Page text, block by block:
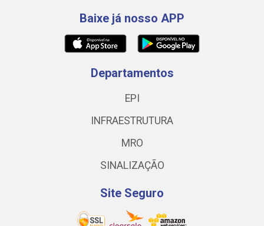
Baixe já nosso APP
Departamentos
EPI
INFRAESTRUTURA
MRO
SINALIZAÇÃO
Site Seguro